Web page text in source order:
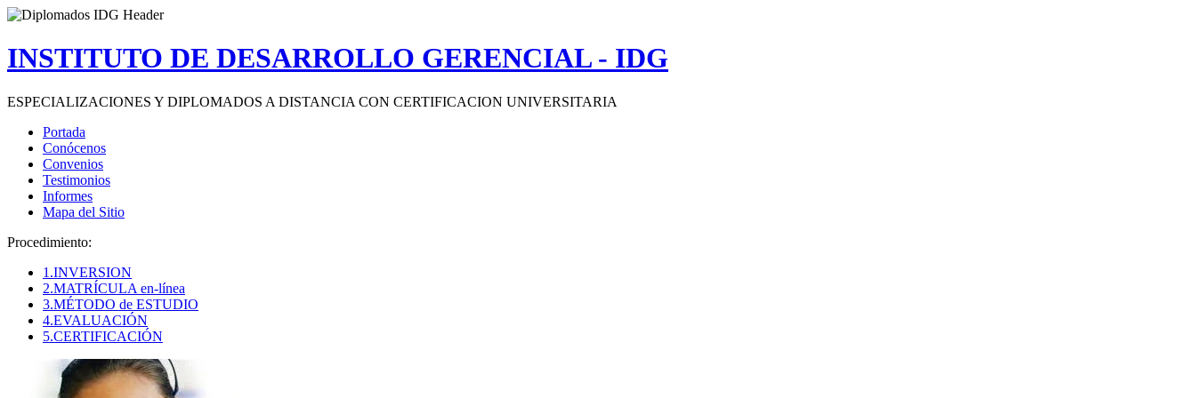
INSTITUTO DE DESARROLLO GERENCIAL - IDG
ESPECIALIZACIONES Y DIPLOMADOS A DISTANCIA CON CERTIFICACION UNIVERSITARIA
Portada
Conócenos
Convenios
Testimonios
Informes
Mapa del Sitio
Procedimiento:
1.INVERSION
2.MATRÍCULA en-línea
3.MÉTODO de ESTUDIO
4.EVALUACIÓN
5.CERTIFICACIÓN